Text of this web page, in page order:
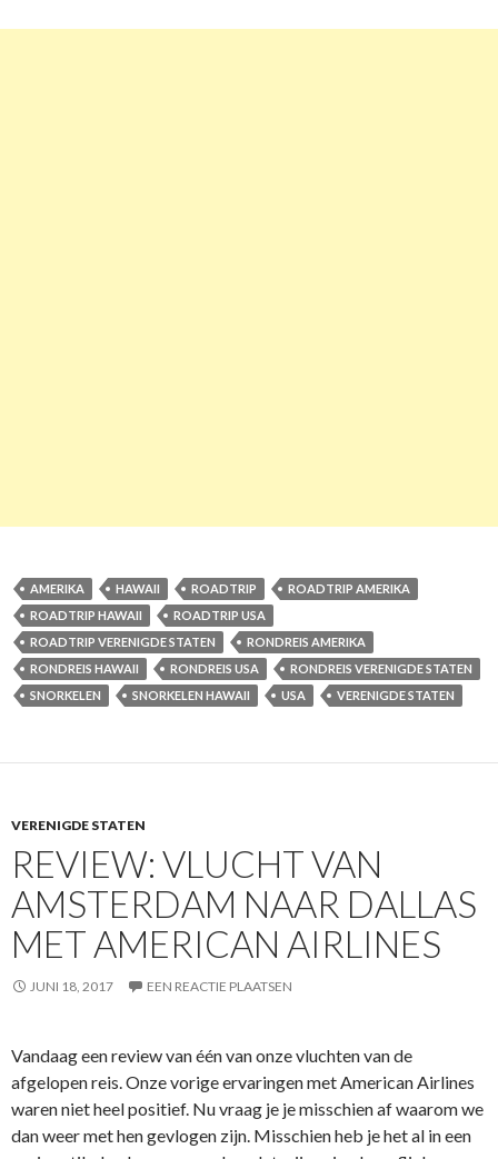
AMERIKA HAWAII ROADTRIP
ROADTRIP AMERIKA
ROADTRIP HAWAII
ROADTRIP USA
ROADTRIP VERENIGDE STATEN
RONDREIS AMERIKA
RONDREIS HAWAII
RONDREIS USA
RONDREIS VERENIGDE STATEN
SNORKELEN
SNORKELEN HAWAII USA VERENIGDE STATEN
VERENIGDE STATEN
REVIEW: VLUCHT VAN
AMSTERDAM NAAR DALLAS
MET AMERICAN AIRLINES
JUNI 18, 2017 EEN REACTIE PLAATSEN
Vandaag een review van één van onze vluchten van de
afgelopen reis. Onze vorige ervaringen met American Airlines
waren niet heel positief. Nu vraag je je misschien af waarom we
dan weer met hen gevlogen zijn. Misschien heb je het al in een